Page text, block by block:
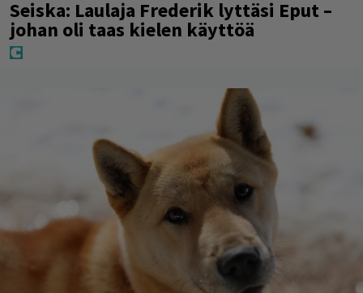
Seiska: Laulaja Frederik lyttäsi Eput –
johan oli taas kielen käyttöä